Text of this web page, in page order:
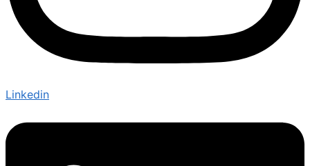
Linkedin